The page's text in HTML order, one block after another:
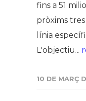
fins a 51
pròxims
línia
L'objectiu...
10 DE MARÇ